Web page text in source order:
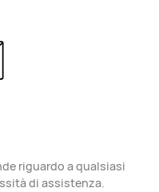
riguardo a qualsiasi
di assistenza.